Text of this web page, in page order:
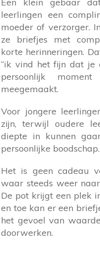
Een klein gebaar
leerlingen een
moeder of verzorger.
ze briefjes met
korte herinneringen.
“ik vind het fijn dat je
persoonlijk
meegemaakt.
Voor jongere
zijn, terwijl oudere
diepte in kunnen
persoonlijke boodschap.
Het is geen cadeau
waar steeds weer
De pot krijgt een plek
en toe kan er een
het gevoel van
doorwerken.